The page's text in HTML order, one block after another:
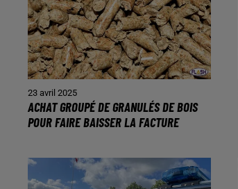
23 avril 2025
ACHAT GROUPÉ DE GRANULÉS DE BOIS
POUR FAIRE BAISSER LA FACTURE